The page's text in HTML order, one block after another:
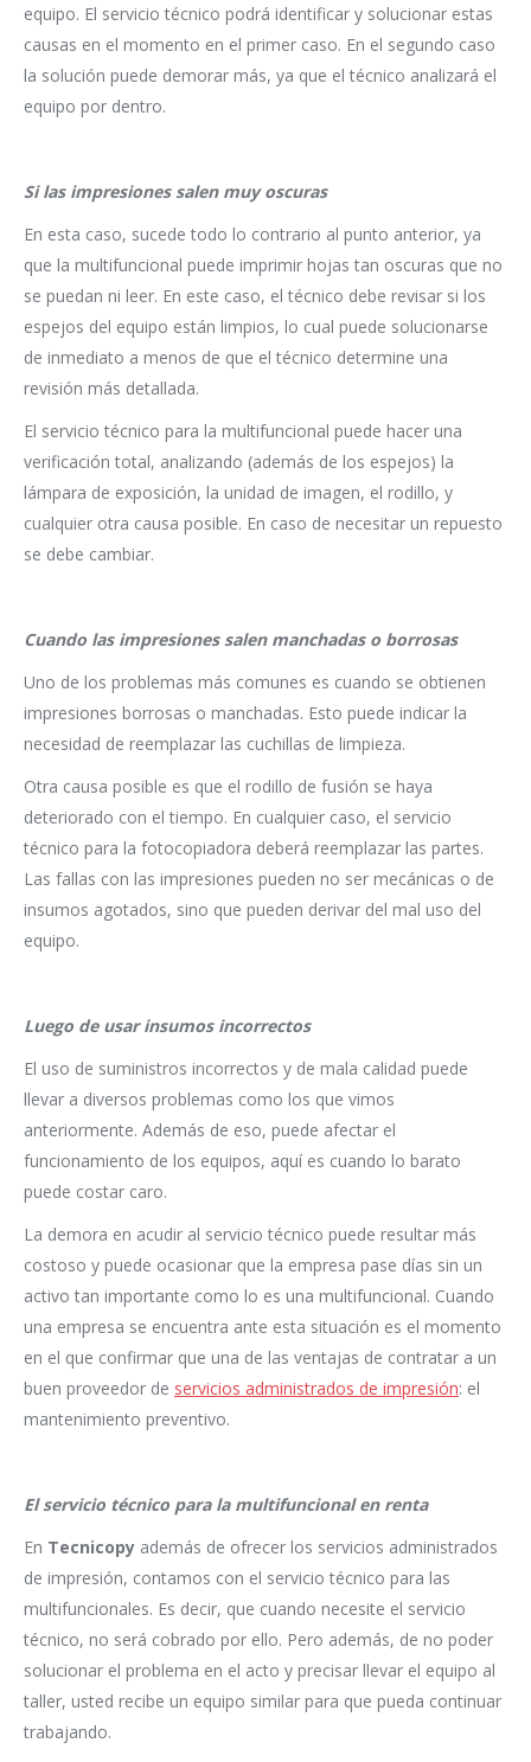
equipo. El servicio técnico podrá identificar y solucionar estas
causas en el momento en el primer caso. En el segundo caso
la solución puede demorar más, ya que el técnico analizará el
equipo por dentro.
Si las impresiones salen muy oscuras
En esta caso, sucede todo lo contrario al punto anterior, ya
que la multifuncional puede imprimir hojas tan oscuras que no
se puedan ni leer. En este caso, el técnico debe revisar si los
espejos del equipo están limpios, lo cual puede solucionarse
de inmediato a menos de que el técnico determine una
revisión más detallada.
El servicio técnico para la multifuncional puede hacer una
verificación total, analizando (además de los espejos) la
lámpara de exposición, la unidad de imagen, el rodillo, y
cualquier otra causa posible. En caso de necesitar un repuesto
se debe cambiar.
Cuando las impresiones salen manchadas o borrosas
Uno de los problemas más comunes es cuando se obtienen
impresiones borrosas o manchadas. Esto puede indicar la
necesidad de reemplazar las cuchillas de limpieza.
Otra causa posible es que el rodillo de fusión se haya
deteriorado con el tiempo. En cualquier caso, el servicio
técnico para la fotocopiadora deberá reemplazar las partes.
Las fallas con las impresiones pueden no ser mecánicas o de
insumos agotados, sino que pueden derivar del mal uso del
equipo.
Luego de usar insumos incorrectos
El uso de suministros incorrectos y de mala calidad puede
llevar a diversos problemas como los que vimos
anteriormente. Además de eso, puede afectar el
funcionamiento de los equipos, aquí es cuando lo barato
puede costar caro.
La demora en acudir al servicio técnico puede resultar más
costoso y puede ocasionar que la empresa pase días sin un
activo tan importante como lo es una multifuncional. Cuando
una empresa se encuentra ante esta situación es el momento
en el que confirmar que una de las ventajas de contratar a un
buen proveedor de servicios administrados de impresión: el
mantenimiento preventivo.
El servicio técnico para la multifuncional en renta
En Tecnicopy además de ofrecer los servicios administrados
de impresión, contamos con el servicio técnico para las
multifuncionales. Es decir, que cuando necesite el servicio
técnico, no será cobrado por ello. Pero además, de no poder
solucionar el problema en el acto y precisar llevar el equipo al
taller, usted recibe un equipo similar para que pueda continuar
trabajando.